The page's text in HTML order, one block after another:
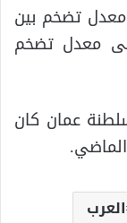
تضخم بين
مقابل أدنى معدل تضخم
عمان كان
العرب